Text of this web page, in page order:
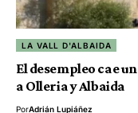
LA VALL D'ALBAIDA
El desempleo cae
a Olleria y Albaida
PorAdrián Lupiáñez